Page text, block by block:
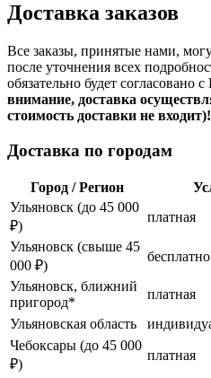
Доставка заказов
Все заказы, принятые нами,
после уточнения всех
обязательно будет согласовано
внимание, доставка
стоимость доставки не
Доставка по городам
Город / Регион
Ульяновск (до 45 000
₽)
платная
Ульяновск (свыше 45
000 ₽)
бесплатно
Ульяновск, ближний
пригород*
платная
Ульяновская область
Чебоксары (до 45 000
₽)
платная